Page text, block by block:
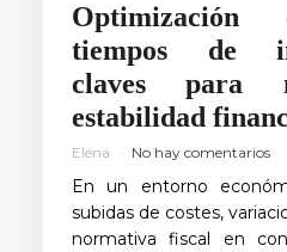
Optimización
tiempos de
claves para
estabilidad
Elena No hay comentarios
En un entorno
subidas de costes,
normativa fiscal en